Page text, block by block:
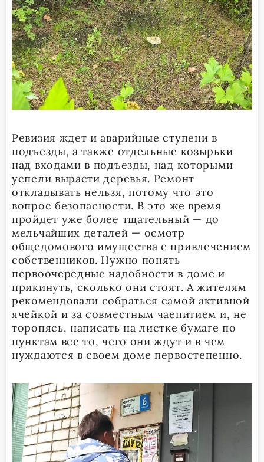
Ревизия ждет и аварийные ступени в
подъезды, а также отдельные козырьки
над входами в подъезды, над которыми
успели вырасти деревья. Ремонт
откладывать нельзя, потому что это
вопрос безопасности. В это же время
пройдет уже более тщательный — до
мельчайших деталей — осмотр
общедомового имущества с привлечением
собственников. Нужно понять
первоочередные надобности в доме и
прикинуть, сколько они стоят. А жителям
рекомендовали собраться самой активной
ячейкой и за совместным чаепитием и, не
торопясь, написать на листке бумаге по
пунктам все то, чего они ждут и в чем
нуждаются в своем доме первостепенно.